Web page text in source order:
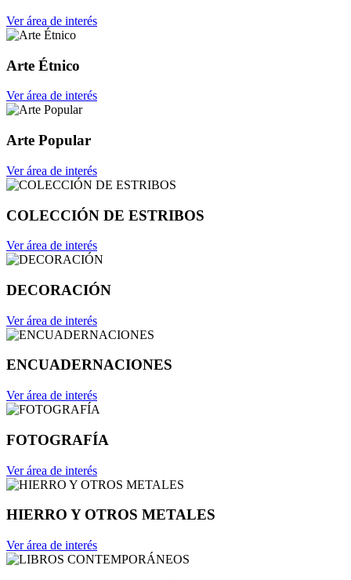
Ver área de interés
Arte Étnico
Ver área de interés
Arte Popular
Ver área de interés
COLECCIÓN DE ESTRIBOS
Ver área de interés
DECORACIÓN
Ver área de interés
ENCUADERNACIONES
Ver área de interés
FOTOGRAFÍA
Ver área de interés
HIERRO Y OTROS METALES
Ver área de interés